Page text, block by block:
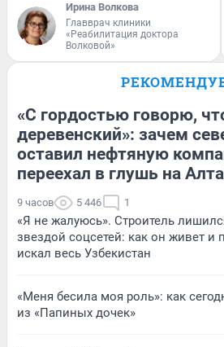
Ирина Волкова
Главврач клиники
«Реабилитация доктора
Волковой»
«С гордостью говорю,
деревенский»: зачем
оставил нефтяную
переехал в глушь на
9 часов 5 446 1
«Я не жалуюсь». Строитель
звездой соцсетей: как он живет и
искал весь Узбекистан
«Меня бесила моя роль»: как
из «Папиных дочек»